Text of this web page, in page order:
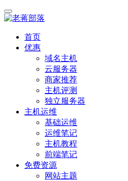
首页
优惠
域名主机
云服务器
商家推荐
主机评测
独立服务器
主机运维
基础运维
运维笔记
主机教程
前端笔记
免费资源
网站主题